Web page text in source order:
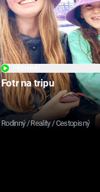
Fotr na tripu
Rodinný / Reality / Cestopisný